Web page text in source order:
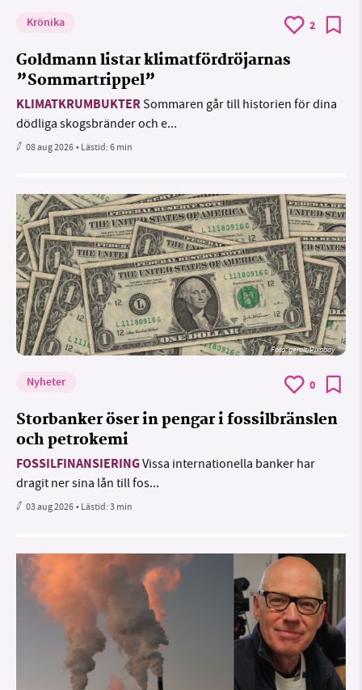
Krönika 2
Goldmann listar klimatfördröjarnas
”Sommartrippel”
KLIMATKRUMBUKTERSommaren går till historien för dina
dödliga skogsbränder och e...
08 aug 2026• Lästid:6 min
Foto:geralt/Pixabay
Nyheter 0
Storbanker öser in pengar i fossilbränslen
och petrokemi
FOSSILFINANSIERINGVissa internationella banker har
dragit ner sina lån till fos...
03 aug 2026• Lästid:3 min